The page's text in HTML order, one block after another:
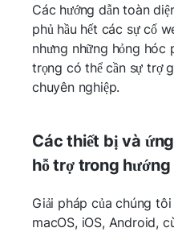
Các hướng dẫn toàn
phủ hầu hết các sự cố
nhưng những hỏng hóc
trọng có thể cần sự trợ
chuyên nghiệp.
Các thiết bị và
hỗ trợ trong hướng
Giải pháp của chúng
macOS, iOS, Android,